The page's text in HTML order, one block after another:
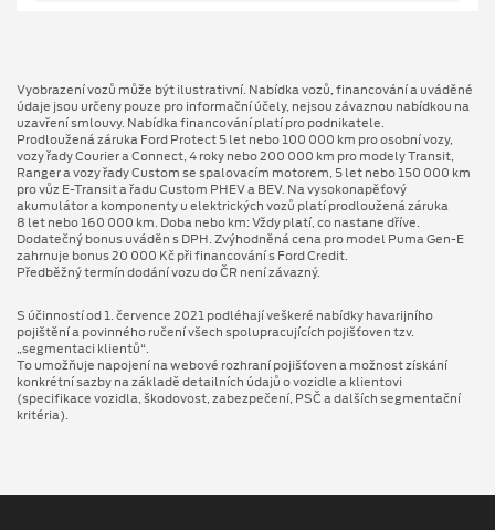
Vyobrazení vozů může být ilustrativní. Nabídka vozů, financování a uváděné
údaje jsou určeny pouze pro informační účely, nejsou závaznou nabídkou na
uzavření smlouvy. Nabídka financování platí pro podnikatele.
Prodloužená záruka Ford Protect 5 let nebo 100 000 km pro osobní vozy,
vozy řady Courier a Connect, 4 roky nebo 200 000 km pro modely Transit,
Ranger a vozy řady Custom se spalovacím motorem, 5 let nebo 150 000 km
pro vůz E-Transit a řadu Custom PHEV a BEV. Na vysokonapěťový
akumulátor a komponenty u elektrických vozů platí prodloužená záruka
8 let nebo 160 000 km. Doba nebo km: Vždy platí, co nastane dříve.
Dodatečný bonus uváděn s DPH. Zvýhodněná cena pro model Puma Gen⁠-⁠E
zahrnuje bonus 20 000 Kč při financování s Ford Credit.
Předběžný termín dodání vozu do ČR není závazný.
S účinností od 1. července 2021 podléhají veškeré nabídky havarijního
pojištění a povinného ručení všech spolupracujících pojišťoven tzv.
„segmentaci klientů“.
To umožňuje napojení na webové rozhraní pojišťoven a možnost získání
konkrétní sazby na základě detailních údajů o vozidle a klientovi
(specifikace vozidla, škodovost, zabezpečení, PSČ a dalších segmentační
kritéria).